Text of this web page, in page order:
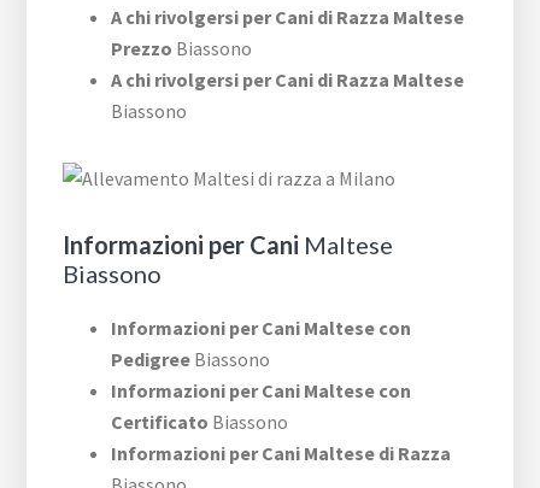
A chi rivolgersi per Cani di Razza Maltese
Prezzo Biassono
A chi rivolgersi per Cani di Razza Maltese
Biassono
Informazioni per Cani Maltese
Biassono
Informazioni per Cani Maltese con
Pedigree Biassono
Informazioni per Cani Maltese con
Certificato Biassono
Informazioni per Cani Maltese di Razza